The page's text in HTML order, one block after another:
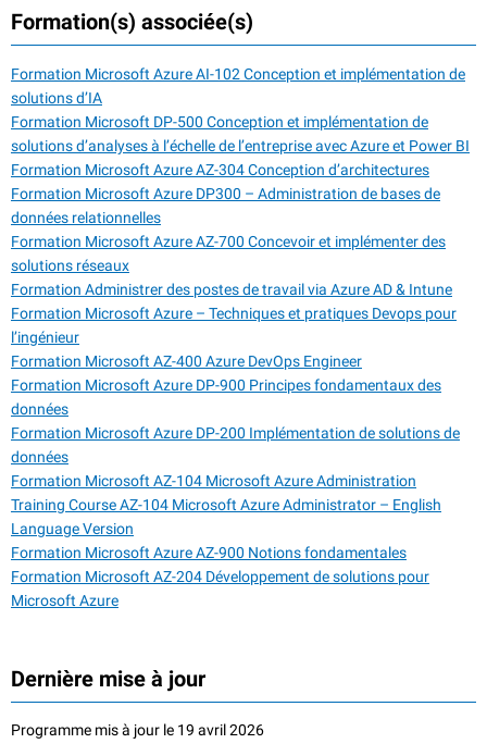
Formation(s) associée(s)
Formation Microsoft Azure AI-102 Conception et implémentation de
solutions d’IA
Formation Microsoft DP-500 Conception et implémentation de
solutions d’analyses à l’échelle de l’entreprise avec Azure et Power BI
Formation Microsoft Azure AZ-304 Conception d’architectures
Formation Microsoft Azure DP300 – Administration de bases de
données relationnelles
Formation Microsoft Azure AZ-700 Concevoir et implémenter des
solutions réseaux
Formation Administrer des postes de travail via Azure AD & Intune
Formation Microsoft Azure – Techniques et pratiques Devops pour
l’ingénieur
Formation Microsoft AZ-400 Azure DevOps Engineer
Formation Microsoft Azure DP-900 Principes fondamentaux des
données
Formation Microsoft Azure DP-200 Implémentation de solutions de
données
Formation Microsoft AZ-104 Microsoft Azure Administration
Training Course AZ-104 Microsoft Azure Administrator – English
Language Version
Formation Microsoft Azure AZ-900 Notions fondamentales
Formation Microsoft AZ-204 Développement de solutions pour
Microsoft Azure
Dernière mise à jour
Programme mis à jour le 19 avril 2026